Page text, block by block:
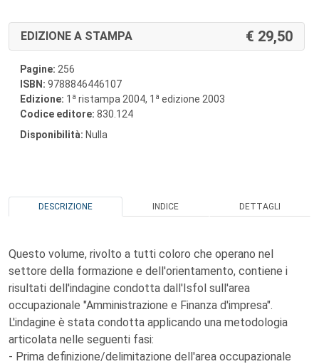
EDIZIONE A STAMPA 29,50
Pagine: 256
ISBN: 9788846446107
Edizione: 1 a ristampa 2004, 1 a edizione 2003
Codice editore: 830.124
Disponibilità: Nulla
DESCRIZIONE INDICE DETTAGLI
Questo volume, rivolto a tutti coloro che operano nel
settore della formazione e dell'orientamento, contiene i
risultati dell'indagine condotta dall'Isfol sull'area
occupazionale "Amministrazione e Finanza d'impresa".
L'indagine è stata condotta applicando una metodologia
articolata nelle seguenti fasi:
- Prima definizione/delimitazione dell'area occupazionale